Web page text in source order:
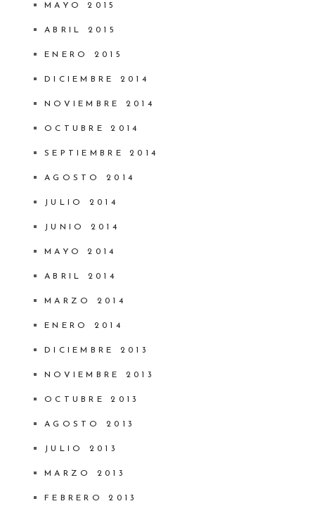
MAYO 2015
ABRIL 2015
ENERO 2015
DICIEMBRE 2014
NOVIEMBRE 2014
OCTUBRE 2014
SEPTIEMBRE 2014
AGOSTO 2014
JULIO 2014
JUNIO 2014
MAYO 2014
ABRIL 2014
MARZO 2014
ENERO 2014
DICIEMBRE 2013
NOVIEMBRE 2013
OCTUBRE 2013
AGOSTO 2013
JULIO 2013
MARZO 2013
FEBRERO 2013